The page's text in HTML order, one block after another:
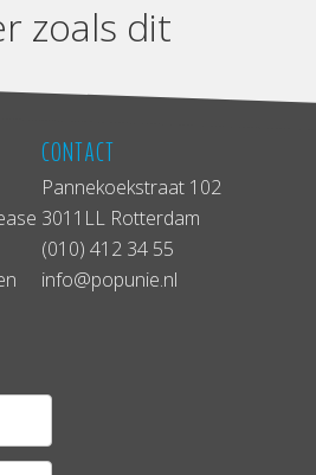
zoals dit
CONTACT
Pannekoekstraat 102
3011LL Rotterdam
(010) 412 34 55
info@popunie.nl